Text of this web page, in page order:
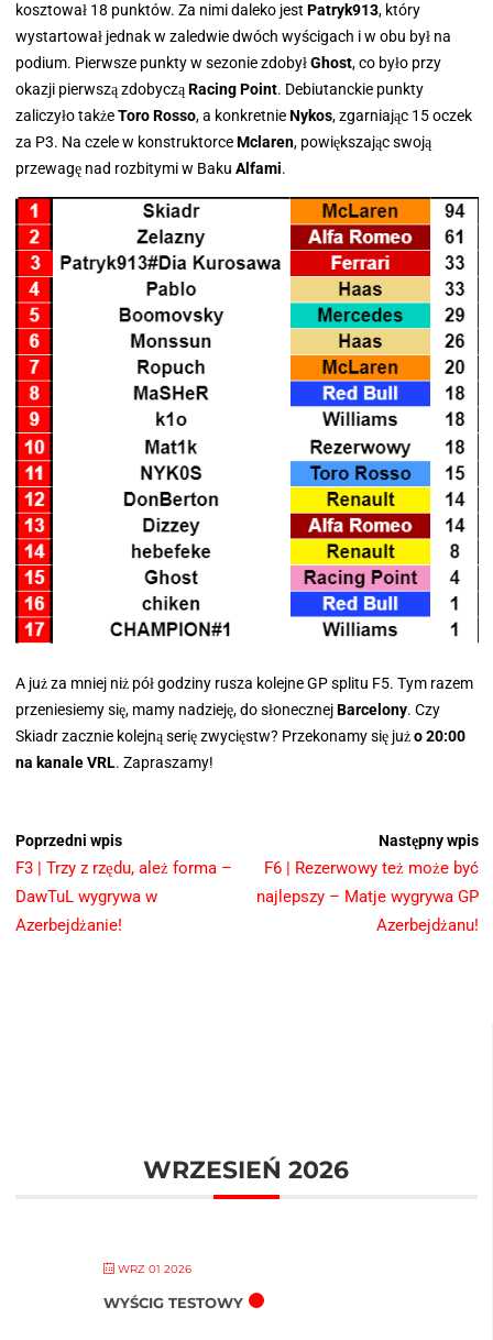
kosztował 18 punktów. Za nimi daleko jest Patryk913, który
wystartował jednak w zaledwie dwóch wyścigach i w obu był na
podium. Pierwsze punkty w sezonie zdobyłGhost, co było przy
okazji pierwszą zdobycząRacing Point. Debiutanckie punkty
zaliczyło takżeToro Rosso, a konkretnieNykos, zgarniając 15 oczek
za P3. Na czele w konstruktorceMclaren, powiększając swoją
przewagę nad rozbitymi w Baku Alfami.
A już za mniej niż pół godziny rusza kolejne GP splitu F5. Tym razem
przeniesiemy się, mamy nadzieję, do słonecznejBarcelony. Czy
Skiadr zacznie kolejną serię zwycięstw? Przekonamy się jużo 20:00
na kanale VRL. Zapraszamy!
Poprzedni wpis
F3 | Trzy z rzędu, ależ forma –
DawTuL wygrywa w
Azerbejdżanie!
Następny wpis
F6 | Rezerwowy też może być
najlepszy – Matje wygrywa GP
Azerbejdżanu!
WRZESIEŃ 2026
WRZ 01 2026
WYŚCIG TESTOWY